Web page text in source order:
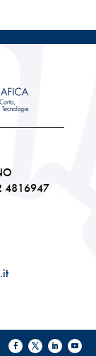
4816947